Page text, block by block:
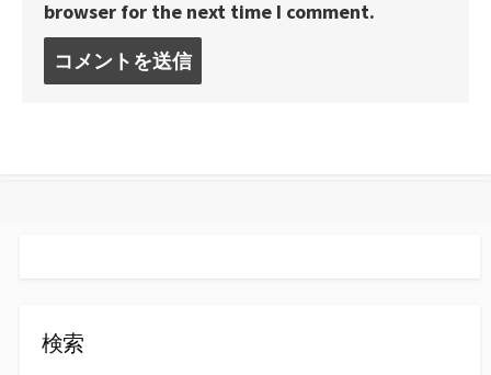
browser for the next time I comment.
メ
検索